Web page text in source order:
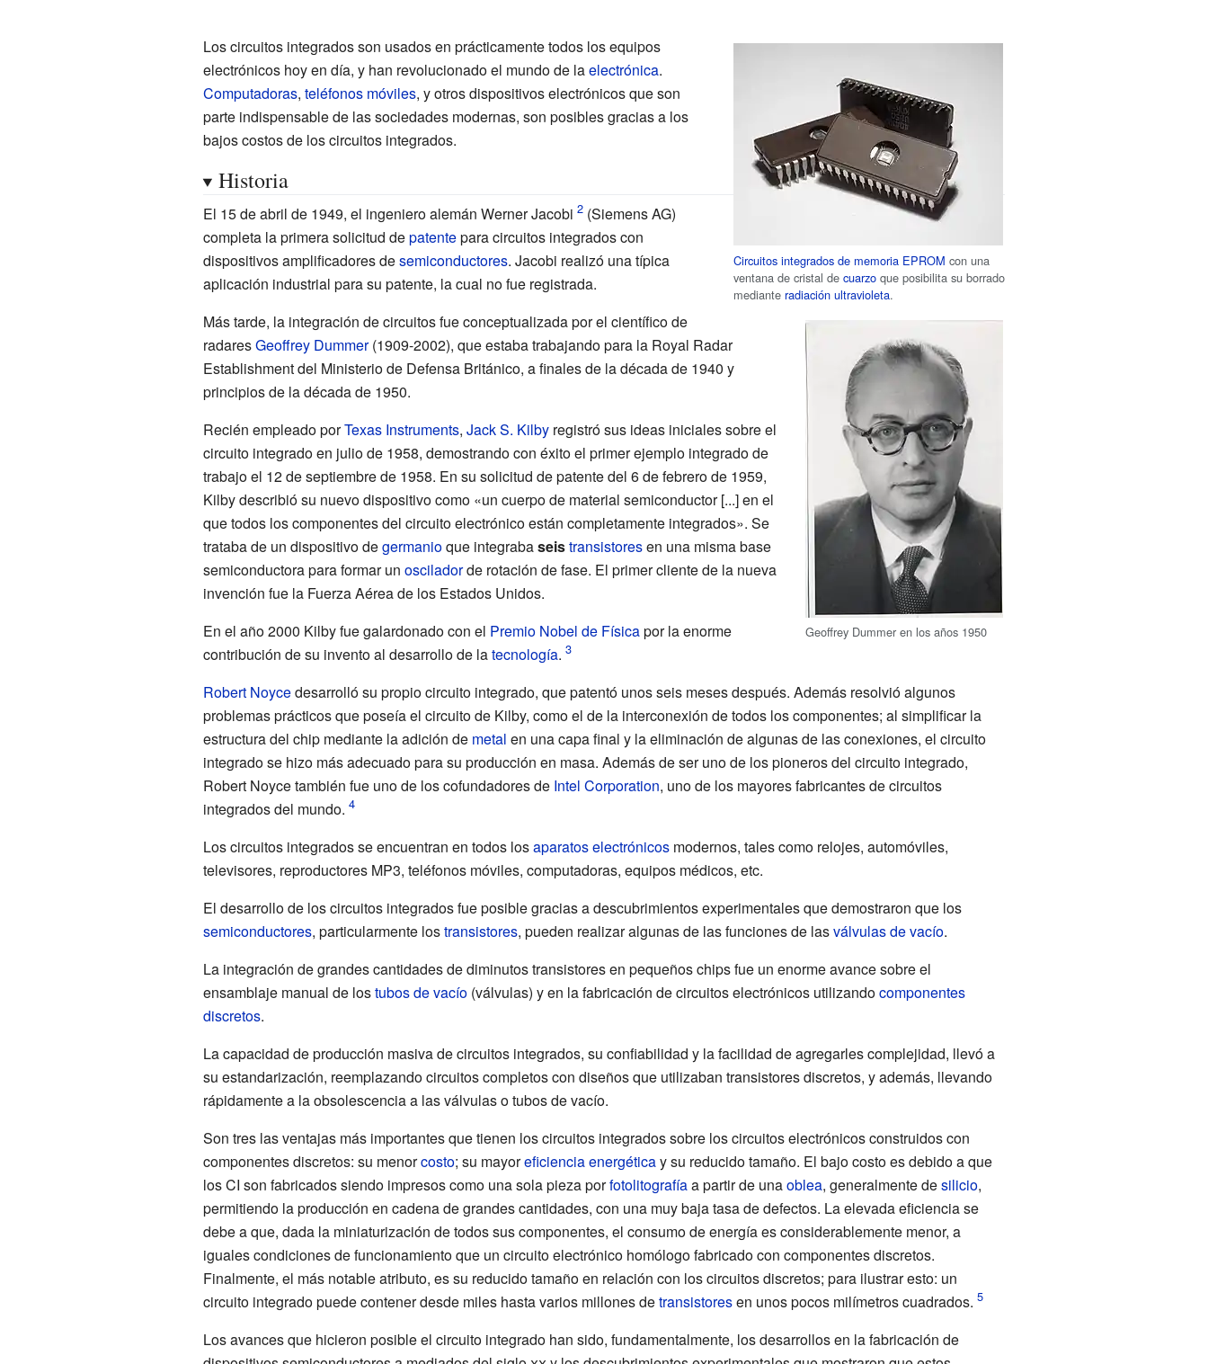
Circuitos integrados de memoria EPROM con una
ventana de cristal decuarzo que posibilita su borrado
medianteradiación ultravioleta.
Los circuitos integrados son usados en prácticamente todos los equipos
electrónicos hoy en día, y han revolucionado el mundo de laelectrónica.
Computadoras, teléfonos móviles, y otros dispositivos electrónicos que son
parte indispensable de las sociedades modernas, son posibles gracias a los
bajos costos de los circuitos integrados.
Historia
Geoffrey Dummer en los años 1950
El 15 de abril de 1949, el ingeniero alemán Werner Jacobi (Siemens AG)
completa la primera solicitud depatentepara circuitos integrados con
dispositivos amplificadores desemiconductores. Jacobi realizó una típica
aplicación industrial para su patente, la cual no fue registrada.
Más tarde, la integración de circuitos fue conceptualizada por el científico de
radaresGeoffrey Dummer(1909-2002), que estaba trabajando para la Royal Radar
Establishment del Ministerio de Defensa Británico, a finales de la década de 1940 y
principios de la década de 1950.
Recién empleado porTexas Instruments, Jack S. Kilbyregistró sus ideas iniciales sobre el
circuito integrado en julio de 1958, demostrando con éxito el primer ejemplo integrado de
trabajo el 12 de septiembre de 1958. En su solicitud de patente del 6 de febrero de 1959,
Kilby describió su nuevo dispositivo como «un cuerpo de material semiconductor [...] en el
que todos los componentes del circuito electrónico están completamente integrados». Se
trataba de un dispositivo degermanioque integrabaseistransistoresen una misma base
semiconductora para formar un osciladorde rotación de fase. El primer cliente de la nueva
invención fue la Fuerza Aérea de los Estados Unidos.
En el año 2000 Kilby fue galardonado con el Premio Nobel de Físicapor la enorme
contribución de su invento al desarrollo de latecnología.
Robert Noycedesarrolló su propio circuito integrado, que patentó unos seis meses después. Además resolvió algunos
problemas prácticos que poseía el circuito de Kilby, como el de la interconexión de todos los componentes; al simplificar la
estructura del chip mediante la adición de metal en una capa final y la eliminación de algunas de las conexiones, el circuito
integrado se hizo más adecuado para su producción en masa. Además de ser uno de los pioneros del circuito integrado,
Robert Noyce también fue uno de los cofundadores de Intel Corporation, uno de los mayores fabricantes de circuitos
integrados del mundo.
Los circuitos integrados se encuentran en todos losaparatos electrónicosmodernos, tales como relojes, automóviles,
televisores, reproductores MP3, teléfonos móviles, computadoras, equipos médicos, etc.
El desarrollo de los circuitos integrados fue posible gracias a descubrimientos experimentales que demostraron que los
semiconductores, particularmente lostransistores, pueden realizar algunas de las funciones de lasválvulas de vacío.
La integración de grandes cantidades de diminutos transistores en pequeños chips fue un enorme avance sobre el
ensamblaje manual de lostubos de vacío(válvulas) y en la fabricación de circuitos electrónicos utilizandocomponentes
discretos.
La capacidad de producción masiva de circuitos integrados, su confiabilidad y la facilidad de agregarles complejidad, llevó a
su estandarización, reemplazando circuitos completos con diseños que utilizaban transistores discretos, y además, llevando
rápidamente a la obsolescencia a las válvulas o tubos de vacío.
Son tres las ventajas más importantes que tienen los circuitos integrados sobre los circuitos electrónicos construidos con
componentes discretos: su menorcosto; su mayoreficiencia energéticay su reducido tamaño. El bajo costo es debido a que
los CI son fabricados siendo impresos como una sola pieza porfotolitografíaa partir de unaoblea, generalmente desilicio,
permitiendo la producción en cadena de grandes cantidades, con una muy baja tasa de defectos. La elevada eficiencia se
debe a que, dada la miniaturización de todos sus componentes, el consumo de energía es considerablemente menor, a
iguales condiciones de funcionamiento que un circuito electrónico homólogo fabricado con componentes discretos.
Finalmente, el más notable atributo, es su reducido tamaño en relación con los circuitos discretos; para ilustrar esto: un
circuito integrado puede contener desde miles hasta varios millones detransistoresen unos pocos milímetros cuadrados.
Los avances que hicieron posible el circuito integrado han sido, fundamentalmente, los desarrollos en la fabricación de